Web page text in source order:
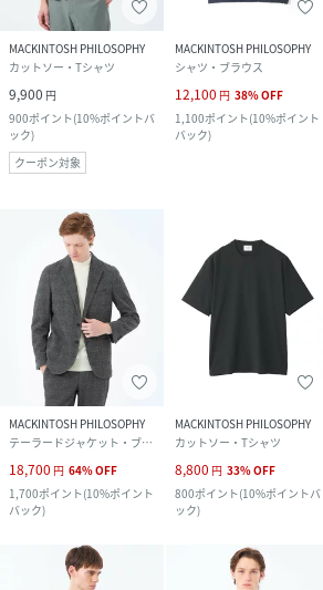
MACKINTOSH PHILOSOPHY
カットソー・Tシャツ
9,900 円
900ポイント(10%ポイントバ
ック)
クーポン対象
MACKINTOSH PHILOSOPHY
シャツ・ブラウス
12,100 円 38%OFF
1,100ポイント(10%ポイント
バック)
MACKINTOSH PHILOSOPHY
テーラードジャケット・ブレザー
18,700 円 64%OFF
1,700ポイント(10%ポイント
バック)
MACKINTOSH PHILOSOPHY
カットソー・Tシャツ
8,800 円 33%OFF
800ポイント(10%ポイントバ
ック)